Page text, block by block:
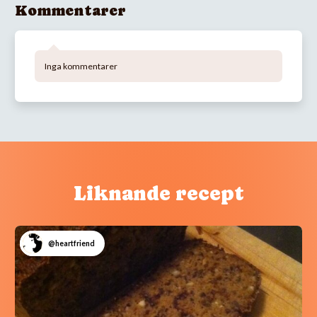
Kommentarer
Inga kommentarer
Liknande recept
@heartfriend